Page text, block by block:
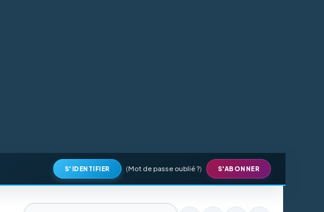
S'IDENTIFIER (Mot de passe oublié ?) S'ABONNER